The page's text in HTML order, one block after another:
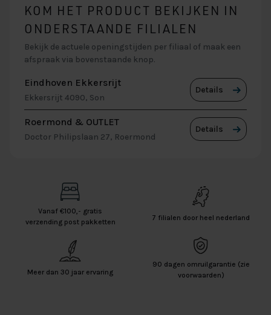
KOM HET PRODUCT BEKIJKEN IN
ONDERSTAANDE FILIALEN
Bekijk de actuele openingstijden per filiaal of maak een
afspraak via bovenstaande knop.
Eindhoven Ekkersrijt
Ekkersrijt 4090, Son
Details
Roermond & OUTLET
Doctor Philipslaan 27, Roermond
Details
Vanaf €100,- gratis
verzending post pakketten
7 filialen door heel nederland
Meer dan 30 jaar ervaring
90 dagen omruilgarantie (zie
voorwaarden)